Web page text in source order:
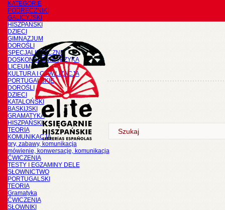
KATEGORIE
PODRĘCZNIKI
GALICYJSKI
HISZPAŃSKI
DZIECI
GIMNAZJUM
DOROŚLI
SPECJALISTYCZNE
DOSKONALENIE JĘZYKA
LICEUM
KULTURA I CYWILIZACJA
PORTUGALSKIE
DOROŚLI
DZIECI
KATALOŃSKI
BASKIJSKI
GRAMATYKA
HISZPAŃSKI
TEORIA
KOMUNIKACJA
gry, zabawy, komunikacja
mówienie, konwersacje, komunikacja
ĆWICZENIA
TESTY I EGZAMINY DELE
SŁOWNICTWO
PORTUGALSKI
TEORIA
Gramatyka
ĆWICZENIA
SŁOWNIKI